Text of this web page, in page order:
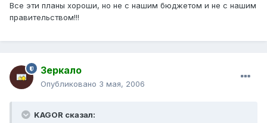
Все эти планы хороши, но не с нашим бюджетом и не с нашим
правительством!!!
Зеркало
Опубликовано 3 мая, 2006
KAGOR сказал: